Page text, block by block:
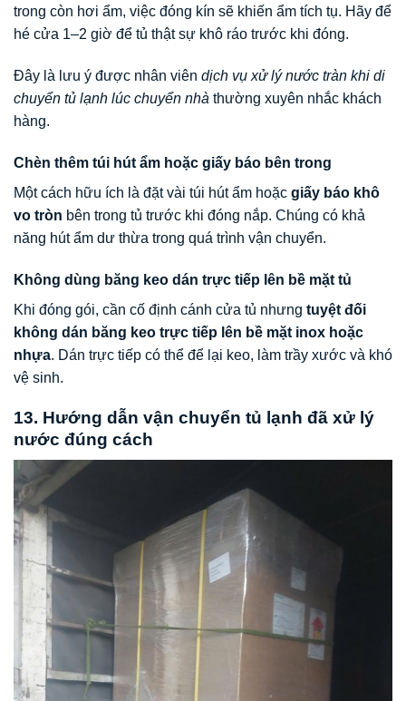
trong còn hơi ẩm, việc đóng kín sẽ khiến ẩm tích tụ. Hãy để
hé cửa 1–2 giờ để tủ thật sự khô ráo trước khi đóng.
Đây là lưu ý được nhân viên dịch vụ xử lý nước tràn khi di
chuyển tủ lạnh lúc chuyển nhà thường xuyên nhắc khách
hàng.
Chèn thêm túi hút ẩm hoặc giấy báo bên trong
Một cách hữu ích là đặt vài túi hút ẩm hoặc giấy báo khô
vo tròn bên trong tủ trước khi đóng nắp. Chúng có khả
năng hút ẩm dư thừa trong quá trình vận chuyển.
Không dùng băng keo dán trực tiếp lên bề mặt tủ
Khi đóng gói, cần cố định cánh cửa tủ nhưng tuyệt đối
không dán băng keo trực tiếp lên bề mặt inox hoặc
nhựa. Dán trực tiếp có thể để lại keo, làm trầy xước và khó
vệ sinh.
13. Hướng dẫn vận chuyển tủ lạnh đã xử lý
nước đúng cách